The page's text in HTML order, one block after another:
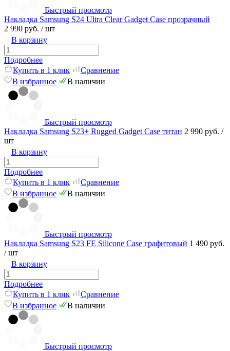
Быстрый просмотр
Накладка Samsung S24 Ultra Clear Gadget Case прозрачный
2 990 руб. / шт
В корзину
Подробнее
Купить в 1 клик
Сравнение
В избранное
В наличии
Быстрый просмотр
Накладка Samsung S23+ Rugged Gadget Case титан 2 990 руб. /
шт
В корзину
Подробнее
Купить в 1 клик
Сравнение
В избранное
В наличии
Быстрый просмотр
Накладка Samsung S23 FE Silicone Case графитовый 1 490 руб.
/ шт
В корзину
Подробнее
Купить в 1 клик
Сравнение
В избранное
В наличии
Быстрый просмотр